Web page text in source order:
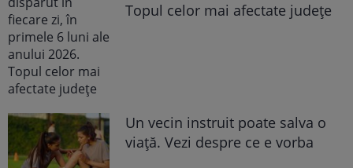
Topul celor mai afectate județe
Un vecin instruit poate salva o
viață. Vezi despre ce e vorba